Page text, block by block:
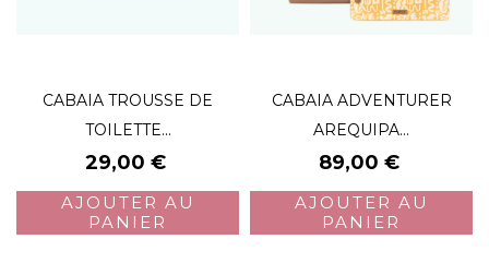
CABAIA TROUSSE DE
TOILETTE...
Prix
29,00 €
AJOUTER AU
PANIER
CABAIA ADVENTURER
AREQUIPA...
Prix
89,00 €
AJOUTER AU
PANIER